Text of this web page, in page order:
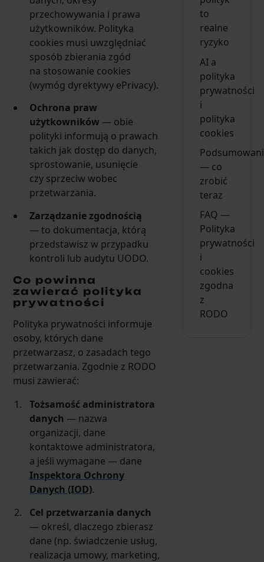
przechowywania i prawa
użytkowników. Polityka
cookies musi uwzględniać
sposób zbierania zgód
na stosowanie cookies
(wymóg dyrektywy ePrivacy).
Ochrona praw
użytkowników — obie
polityki informują o prawach
takich jak dostęp do danych,
sprostowanie, usunięcie
czy sprzeciw wobec
przetwarzania.
Zarządzanie zgodnością
— to dokumentacja, którą
przedstawisz w przypadku
kontroli lub audytu UODO.
Co powinna
zawierać polityka
prywatności
Polityka prywatności informuje
osoby, których dane
przetwarzasz, o zasadach tego
przetwarzania. Zgodnie z RODO
musi zawierać:
Tożsamość administratora
danych — nazwa
organizacji, dane
kontaktowe administratora,
a jeśli wymagane — dane
Inspektora Ochrony
Danych (IOD).
Cel przetwarzania danych
— określ, dlaczego zbierasz
dane (np. świadczenie usług,
realizacja umowy, marketing,
to
realne
ryzyko
AI a
polityka
prywatności
i
polityka
cookies
— co
zrobić
teraz
FAQ —
Polityka
prywatności
i
cookies
zgodna
z
RODO